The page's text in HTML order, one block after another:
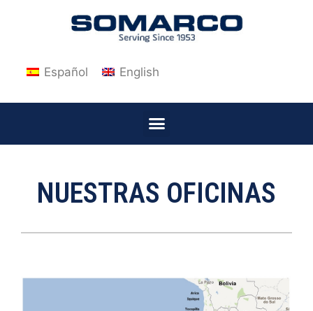
Español English
NUESTRAS OFICINAS